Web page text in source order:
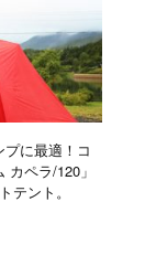
プに最適！コ
ペラ/120」
テント。